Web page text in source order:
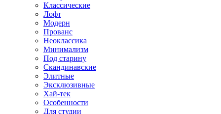
Классические
Лофт
Модерн
Прованс
Неоклассика
Минимализм
Под старину
Скандинавские
Элитные
Эксклюзивные
Хай-тек
Особенности
Для студии